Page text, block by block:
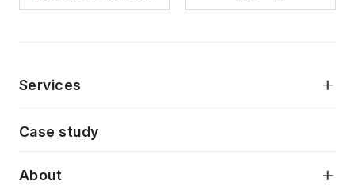
Services
AI駆動開発支援
デジタルプロダクトデザイン
Case study
About